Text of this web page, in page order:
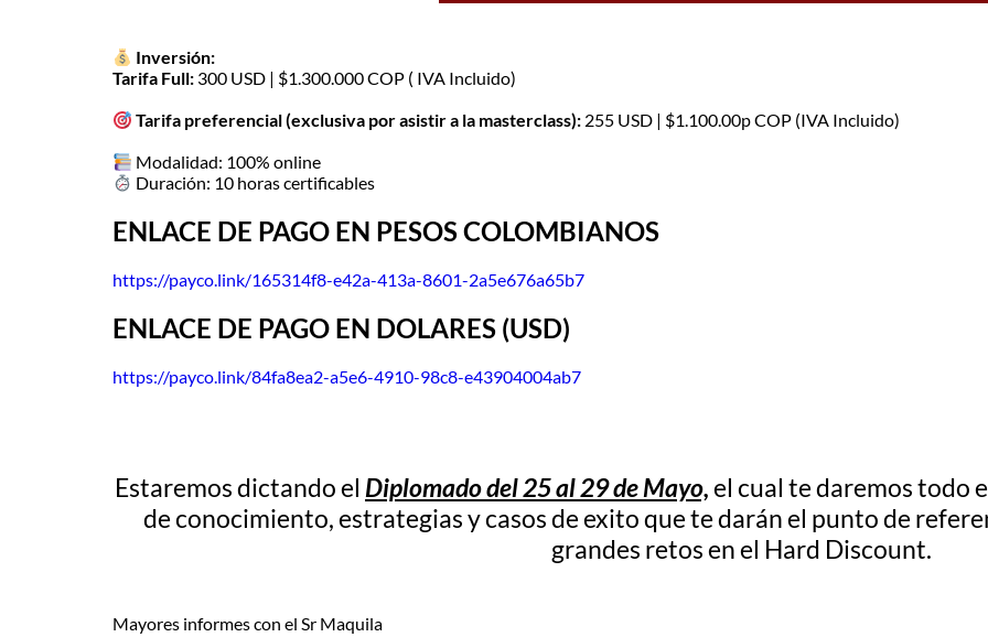
Inversión:
Tarifa Full: 300 USD | $1.300.000 COP ( IVA Incluido)
Tarifa preferencial (exclusiva por asistir a la masterclass): 255 USD | $1.100.00p COP (IVA Incluido)
Modalidad: 100% online
Duración: 10 horas certificables
ENLACE DE PAGO EN PESOS COLOMBIANOS
https://payco.link/165314f8-e42a-413a-8601-2a5e676a65b7
ENLACE DE PAGO EN DOLARES (USD)
https://payco.link/84fa8ea2-a5e6-4910-98c8-e43904004ab7
Estaremos dictando el Diplomado del 25 al 29 de Mayo,el cual te daremos todo
de conocimiento, estrategias y casos de exito que te darán el punto de
grandes retos en el Hard Discount.
Mayores informes con el Sr Maquila